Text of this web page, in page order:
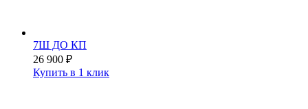
7Ш ДО КП
26 900 ₽
Купить в 1 клик